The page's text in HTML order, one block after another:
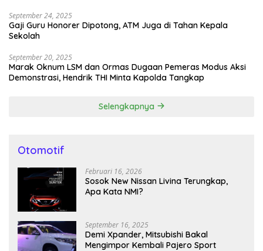
September 24, 2025
Gaji Guru Honorer Dipotong, ATM Juga di Tahan Kepala
Sekolah
September 20, 2025
Marak Oknum LSM dan Ormas Dugaan Pemeras Modus Aksi
Demonstrasi, Hendrik THI Minta Kapolda Tangkap
Selengkapnya
Otomotif
Februari 16, 2026
Sosok New Nissan Livina Terungkap,
Apa Kata NMI?
September 16, 2025
Demi Xpander, Mitsubishi Bakal
Mengimpor Kembali Pajero Sport